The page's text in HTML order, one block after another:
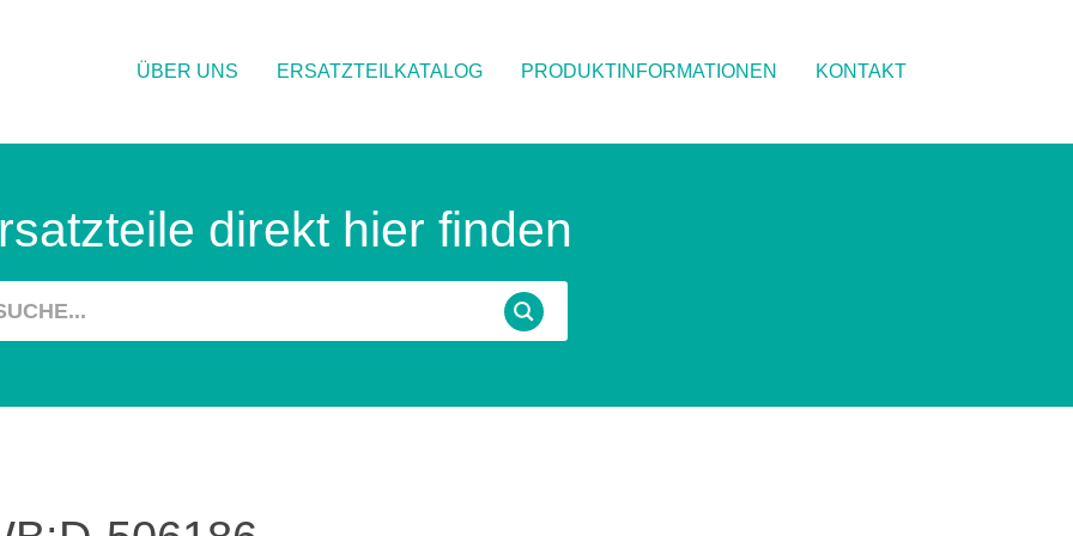
ÜBER UNS ERSATZTEILKATALOG PRODUKTINFORMATIONEN KONTAKT
direkt hier finden